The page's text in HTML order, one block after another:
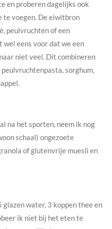
en proberen dagelijks ook
te voegen. De eiwitbron
peulvruchten of een
eens voor dat we een
niet veel. Dit combineren
sorghum,
na het sporten, neem ik nog
schaal) ongezoete
of glutenvrije muesli en
water, 3 koppen thee en
ik niet bij het eten te